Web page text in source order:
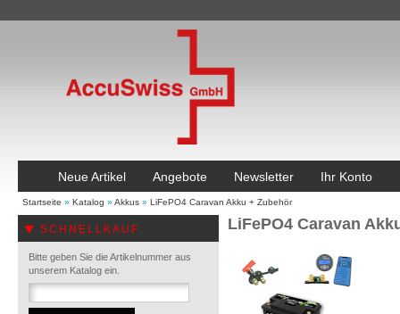
Neue Artikel Angebote Newsletter Ihr Konto
Startseite » Katalog » Akkus » LiFePO4 Caravan Akku + Zubehör
SCHNELLKAUF
Bitte geben Sie die Artikelnummer aus
unserem Katalog ein.
LiFePO4 Caravan